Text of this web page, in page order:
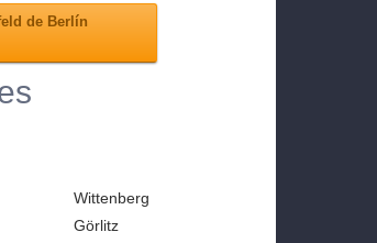
de Berlín
Wittenberg
Görlitz